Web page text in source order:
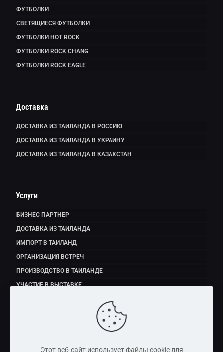
ФУТБОЛКИ
СВЕТЯЩИЕСЯ ФУТБОЛКИ
ФУТБОЛКИ HOT ROCK
ФУТБОЛКИ ROCK CHANG
ФУТБОЛКИ ROCK EAGLE
Доставка
ДОСТАВКА ИЗ ТАИЛАНДА В РОССИЮ
ДОСТАВКА ИЗ ТАИЛАНДА В УКРАИНУ
ДОСТАВКА ИЗ ТАИЛАНДА В КАЗАХСТАН
Услуги
БИЗНЕС ПАРТНЕР
ДОСТАВКА ИЗ ТАИЛАНДА
ИМПОРТ В ТАИЛАНД
ОРГАНИЗАЦИЯ ВСТРЕЧ
ПРОИЗВОДСТВО В ТАИЛАНДЕ
УЧАСТИЕ В ВЫСТАВКЕ
Этот веб-сайт использует файлы cookie для